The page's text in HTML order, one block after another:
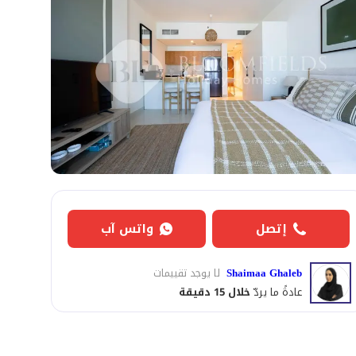
إتصل واتس آب
Shaimaa Ghaleb لا يوجد تقييمات
عادةً ما يردّخلال 15 دقيقة